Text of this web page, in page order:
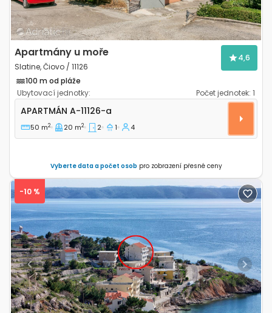
Apartmány u moře
Slatine, Čiovo / 11126
4,6
100 m od pláže
Ubytovací jednotky:
Počet jednotek: 1
Dvoupokojový apartmán Slatine, Čiovo A-11126-a
APARTMÁN A-11126-a
50 m2 20 m2 2 1 4
Vyberte data a počet osob pro zobrazení přesné ceny
Previous Next
-10 %